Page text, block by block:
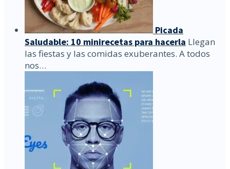
Picada
Saludable: 10 minirecetas para hacerla Llegan
las fiestas y las comidas exuberantes. A todos
nos…